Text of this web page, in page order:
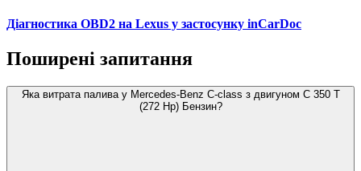
Діагностика OBD2 на Lexus у застосунку inCarDoc
Поширені запитання
Яка витрата палива у Mercedes-Benz C-class з двигуном C 350 T
(272 Hp) Бензин?